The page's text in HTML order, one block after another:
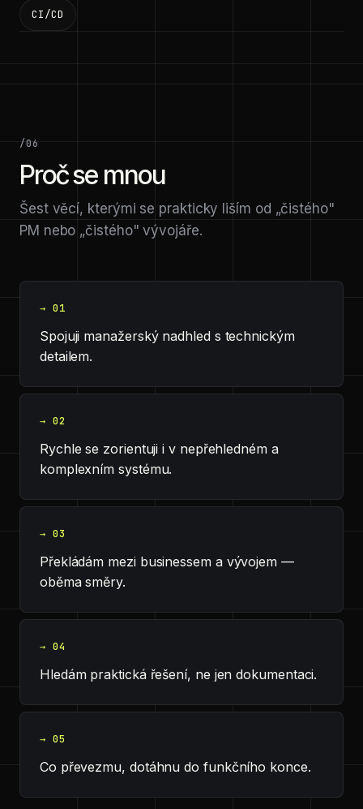
CI/CD
/06
Proč se mnou
Šest věcí, kterými se prakticky liším od „čistého"
PM nebo „čistého" vývojáře.
→ 01
Spojuji manažerský nadhled s technickým
detailem.
→ 02
Rychle se zorientuji i v nepřehledném a
komplexním systému.
→ 03
Překládám mezi businessem a vývojem —
oběma směry.
→ 04
Hledám praktická řešení, ne jen dokumentaci.
→ 05
Co převezmu, dotáhnu do funkčního konce.